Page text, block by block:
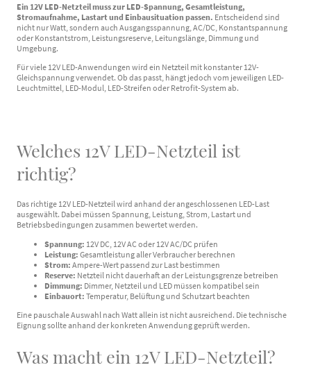
Ein 12V LED-Netzteil muss zur LED-Spannung, Gesamtleistung,
Stromaufnahme, Lastart und Einbausituation passen. Entscheidend sind
nicht nur Watt, sondern auch Ausgangsspannung, AC/DC, Konstantspannung
oder Konstantstrom, Leistungsreserve, Leitungslänge, Dimmung und
Umgebung.
Für viele 12V LED-Anwendungen wird ein Netzteil mit konstanter 12V-
Gleichspannung verwendet. Ob das passt, hängt jedoch vom jeweiligen LED-
Leuchtmittel, LED-Modul, LED-Streifen oder Retrofit-System ab.
Welches 12V LED-Netzteil ist
richtig?
Das richtige 12V LED-Netzteil wird anhand der angeschlossenen LED-Last
ausgewählt. Dabei müssen Spannung, Leistung, Strom, Lastart und
Betriebsbedingungen zusammen bewertet werden.
Spannung: 12V DC, 12V AC oder 12V AC/DC prüfen
Leistung: Gesamtleistung aller Verbraucher berechnen
Strom: Ampere-Wert passend zur Last bestimmen
Reserve: Netzteil nicht dauerhaft an der Leistungsgrenze betreiben
Dimmung: Dimmer, Netzteil und LED müssen kompatibel sein
Einbauort: Temperatur, Belüftung und Schutzart beachten
Eine pauschale Auswahl nach Watt allein ist nicht ausreichend. Die technische
Eignung sollte anhand der konkreten Anwendung geprüft werden.
Was macht ein 12V LED-Netzteil?